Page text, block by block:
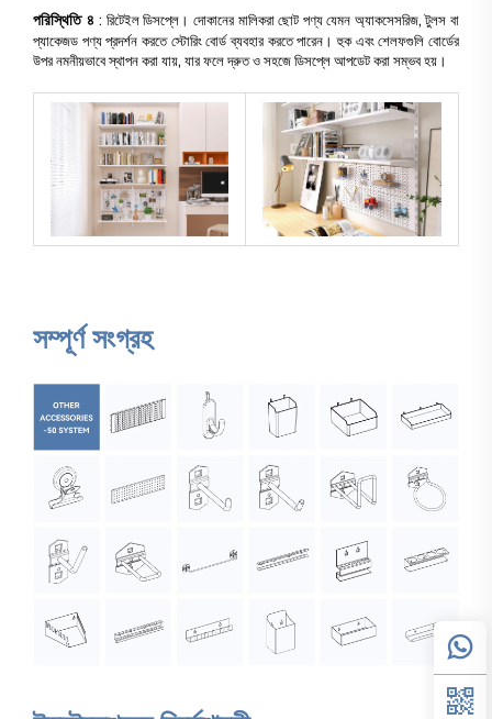
পরিস্থিতি ৪: রিটেইল ডিসপ্লে। দোকানের মালিকরা ছোট পণ্য যেমন অ্যাকসেসরিজ, টুলস বা
প্যাকেজড পণ্য প্রদর্শন করতে স্টোরিং বোর্ড ব্যবহার করতে পারেন। হুক এবং শেলফগুলি বোর্ডের
উপর নমনীয়ভাবে স্থাপন করা যায়, যার ফলে দ্রুত ও সহজে ডিসপ্লে আপডেট করা সম্ভব হয়।
সম্পূর্ণ সংগ্রহ